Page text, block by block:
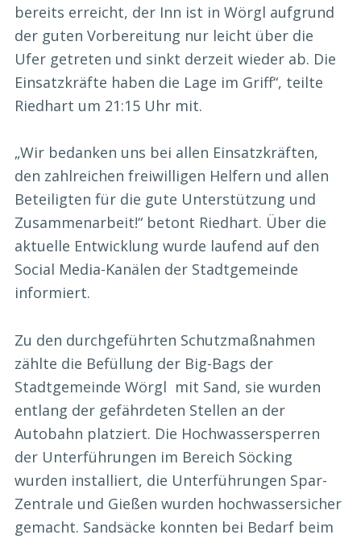
bereits erreicht, der Inn ist in Wörgl aufgrund
der guten Vorbereitung nur leicht über die
Ufer getreten und sinkt derzeit wieder ab. Die
Einsatzkräfte haben die Lage im Griff“, teilte
Riedhart um 21:15 Uhr mit.
„Wir bedanken uns bei allen Einsatzkräften,
den zahlreichen freiwilligen Helfern und allen
Beteiligten für die gute Unterstützung und
Zusammenarbeit!“ betont Riedhart. Über die
aktuelle Entwicklung wurde laufend auf den
Social Media-Kanälen der Stadtgemeinde
informiert.
Zu den durchgeführten Schutzmaßnahmen
zählte die Befüllung der Big-Bags der
Stadtgemeinde Wörgl mit Sand, sie wurden
entlang der gefährdeten Stellen an der
Autobahn platziert. Die Hochwassersperren
der Unterführungen im Bereich Söcking
wurden installiert, die Unterführungen Spar-
Zentrale und Gießen wurden hochwassersicher
gemacht. Sandsäcke konnten bei Bedarf beim